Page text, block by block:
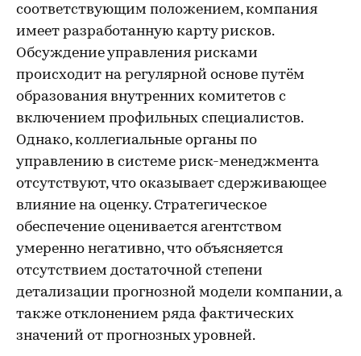
соответствующим положением, компания
имеет разработанную карту рисков.
Обсуждение управления рисками
происходит на регулярной основе путём
образования внутренних комитетов с
включением профильных специалистов.
Однако, коллегиальные органы по
управлению в системе риск-менеджмента
отсутствуют, что оказывает сдерживающее
влияние на оценку. Стратегическое
обеспечение оценивается агентством
умеренно негативно, что объясняется
отсутствием достаточной степени
детализации прогнозной модели компании, а
также отклонением ряда фактических
значений от прогнозных уровней.